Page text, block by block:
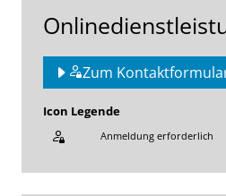
Zum
Icon Legende
Anmeldung erforderlich